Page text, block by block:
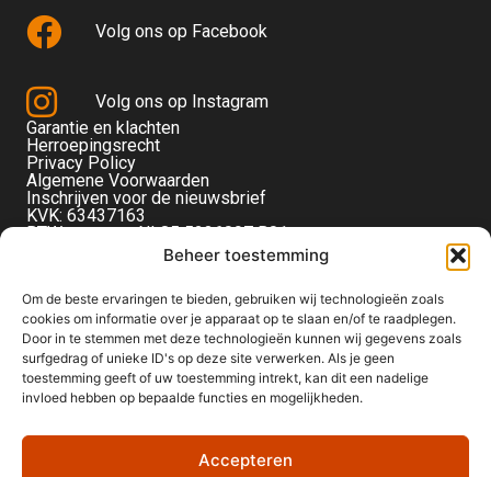
Beheer toestemming
Om de beste ervaringen te bieden, gebruiken wij technologieën zoals
cookies om informatie over je apparaat op te slaan en/of te raadplegen.
Door in te stemmen met deze technologieën kunnen wij gegevens zoals
surfgedrag of unieke ID's op deze site verwerken. Als je geen
toestemming geeft of uw toestemming intrekt, kan dit een nadelige
invloed hebben op bepaalde functies en mogelijkheden.
Accepteren
Volg ons op Facebook
Volg ons op Instagram
Garantie en klachten
Herroepingsrecht
Privacy Policy
Algemene Voorwaarden
Inschrijven voor de nieuwsbrief
KVK: 63437163
BTW-nummer: NL85 5236097 B01
Monteverdistraat 56
2901KE Capelle aan den IJssel